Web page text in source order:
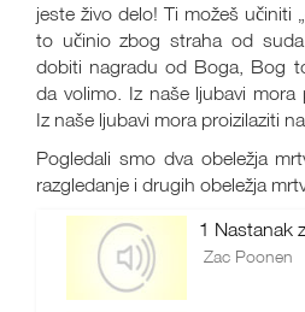
jeste živo delo! Ti možeš učiniti
to učinio zbog straha od
dobiti nagradu od Boga, Bog
da volimo. Iz naše ljubavi mora
Iz naše ljubavi mora proizilaziti
Pogledali smo dva obeležja
razgledanje i drugih obeležja
1 Nastanak
Zac Poonen